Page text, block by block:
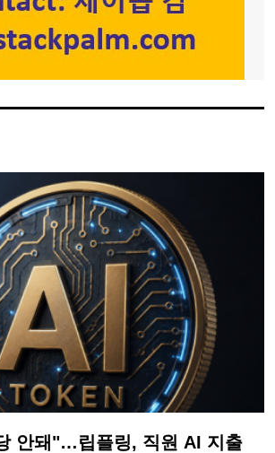
안돼"…립플링, 직원 AI 지출